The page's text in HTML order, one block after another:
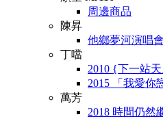
周邊商品
陳昇
他鄉夢河演唱會
丁噹
2010 {下一站
2015 「我愛你
萬芳
2018 時間仍然